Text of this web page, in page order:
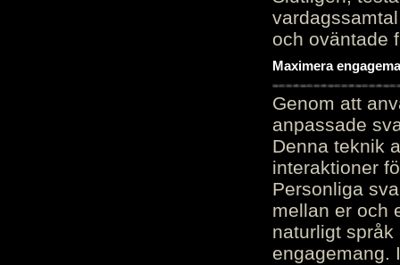
och oväntade
Maximera
Genom att
anpassade
Denna teknik
interaktioner
Personliga
mellan er och
naturligt
engagemang.